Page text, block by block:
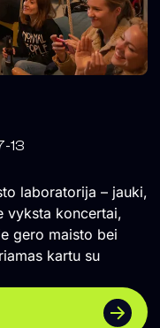
13
laboratorija – jauki,
vyksta koncertai,
gero maisto bei
kartu su